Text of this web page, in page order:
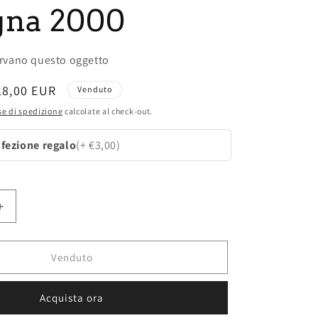
2000
questo oggetto
EUR Venduto
di spedizione calcolate al check-out.
regalo(+ €3,00)
Aumenta
ciondolo
Venduto
Acquista ora